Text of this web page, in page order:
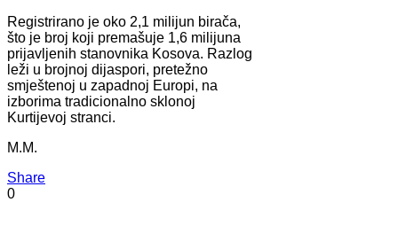
Registrirano je oko 2,1 milijun birača,
što je broj koji premašuje 1,6 milijuna
prijavljenih stanovnika Kosova. Razlog
leži u brojnoj dijaspori, pretežno
smještenoj u zapadnoj Europi, na
izborima tradicionalno sklonoj
Kurtijevoj stranci.
M.M.
Share
0